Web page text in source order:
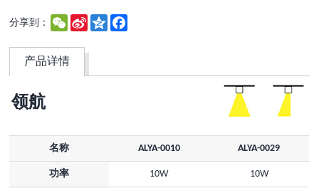
分享到： WeChatSina
Weibo
Qzone
产品详情
领航
名称 ALYA-0010 ALYA-0029
功率 10W 10W